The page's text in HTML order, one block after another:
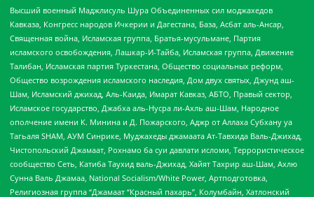
Высший военный Маджлисуль Шура Объединенных сил моджахедов
Кавказа, Конгресс народов Ичкерии и Дагестана, База, Асбат аль-Ансар,
Священная война, Исламская группа, Братья-мусульмане, Партия
исламского освобождения, Лашкар-И-Тайба, Исламская группа, Движение
Талибан, Исламская партия Туркестана, Общество социальных реформ,
Общество возрождения исламского наследия, Дом двух святых, Джунд аш-
Шам, Исламский джихад, Аль-Каида, Имарат Кавказ, АБТО, Правый сектор,
Исламское государство, Джабха аль-Нусра ли-Ахль аш-Шам, Народное
ополчение имени К. Минина и Д. Пожарского, Аджр от Аллаха Субхану уа
Тагьаля SHAM, АУМ Синрике, Муджахеды джамаата Ат-Тавхида Валь-Джихад,
Чистопольский Джамаат, Рохнамо ба суи давлати исломи, Террористическое
сообщество Сеть, Катиба Таухид валь-Джихад, Хайят Тахрир аш-Шам, Ахлю
Сунна Валь Джамаа, National Socialism/White Power, Артподготовка,
Религиозная группа “Джамаат “Красный пахарь”, Колумбайн, Хатлонский